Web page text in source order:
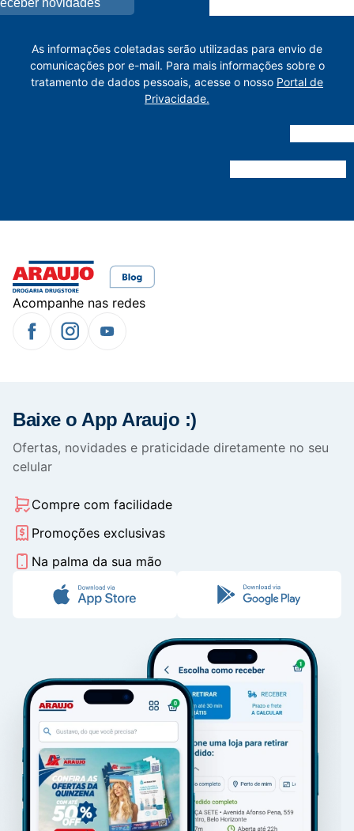
As informações coletadas serão utilizadas para envio de
comunicações por e-mail. Para mais informações sobre o
tratamento de dados pessoais, acesse o nosso Portal de
Privacidade.
Acompanhe nas redes
Baixe o App Araujo :)
Ofertas, novidades e praticidade diretamente no seu
celular
Compre com facilidade
Promoções exclusivas
Na palma da sua mão